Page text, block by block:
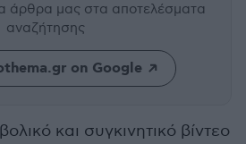
άρθρα μας στα αποτελέσματα
αναζήτησης
on Google
και συγκινητικό βίντεο